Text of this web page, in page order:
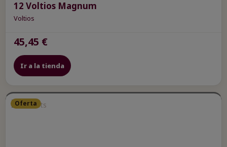
12 Voltios Magnum
Voltios
45,45 €
Ir a la tienda
Oferta